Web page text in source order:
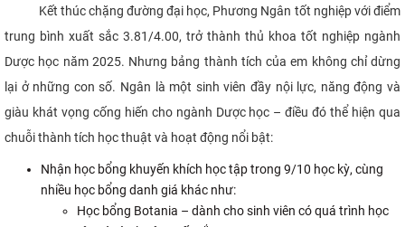
Kết thúc chặng đường đại học, Phương Ngân tốt nghiệp với điểm
trung bình xuất sắc 3.81/4.00, trở thành thủ khoa tốt nghiệp ngành
Dược học năm 2025. Nhưng bảng thành tích của em không chỉ dừng
lại ở những con số. Ngân là một sinh viên đầy nội lực, năng động và
giàu khát vọng cống hiến cho ngành Dược học – điều đó thể hiện qua
chuỗi thành tích học thuật và hoạt động nổi bật:
Nhận học bổng khuyến khích học tập trong 9/10 học kỳ, cùng
nhiều học bổng danh giá khác như:
Học bổng Botania – dành cho sinh viên có quá trình học